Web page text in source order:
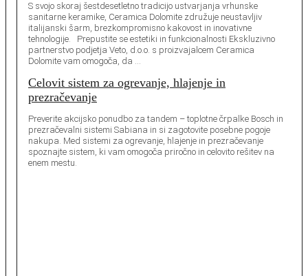
S svojo skoraj šestdesetletno tradicijo ustvarjanja vrhunske
sanitarne keramike, Ceramica Dolomite združuje neustavljiv
italijanski šarm, brezkompromisno kakovost in inovativne
tehnologije. Prepustite se estetiki in funkcionalnosti Ekskluzivno
partnerstvo podjetja Veto, d.o.o. s proizvajalcem Ceramica
Dolomite vam omogoča, da …
Celovit sistem za ogrevanje, hlajenje in
prezračevanje
Preverite akcijsko ponudbo za tandem – toplotne črpalke Bosch in
prezračevalni sistemi Sabiana in si zagotovite posebne pogoje
nakupa. Med sistemi za ogrevanje, hlajenje in prezračevanje
spoznajte sistem, ki vam omogoča priročno in celovito rešitev na
enem mestu.